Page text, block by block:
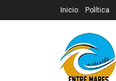
Inicio Política